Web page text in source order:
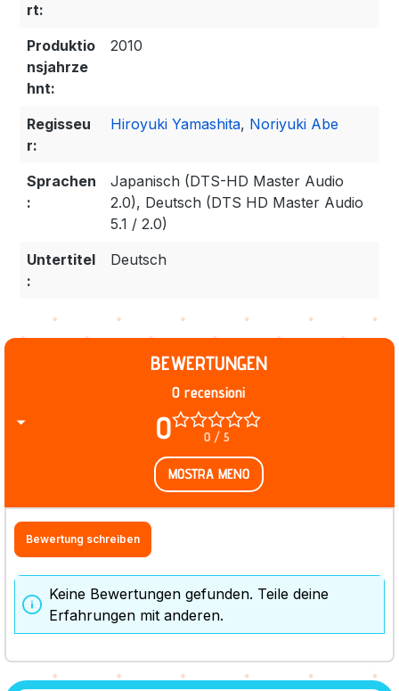
rt:
Produktio
nsjahrze
hnt:
2010
Regisseu
r:
Hiroyuki Yamashita, Noriyuki Abe
Sprachen
:
Japanisch (DTS-HD Master Audio
2.0), Deutsch (DTS HD Master Audio
5.1 / 2.0)
Untertitel
:
Deutsch
BEWERTUNGEN
0 0 / 5
0 recensioni
MOSTRA MENO
Bewertung schreiben
Keine Bewertungen gefunden. Teile deine
Erfahrungen mit anderen.